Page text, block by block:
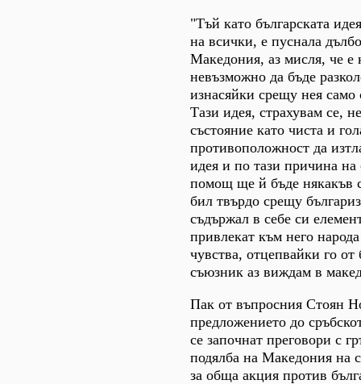
"Тъй като българската
на всички, е пуснала
Македония, аз мисля, че е
невъзможно да бъде
изнасяйки срещу нея само
Тази идея, страхувам се,
състояние като чиста и
противоположност да
идея и по тази причина на
помощ ще й бъде някакъв
бил твърдо срещу
съдържал в себе си
привлекат към него
чувства, отцепвайки го от
съюзник аз виждам в
Пак от въпросния Стоян
предложението до
се започнат преговори с
подялба на Македония на
за обща акция против